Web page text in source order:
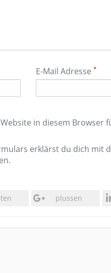
E-Mail Adresse *
in diesem
erklärst du dich mit
plussen